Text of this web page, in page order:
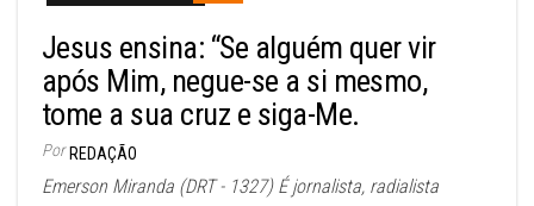
Jesus ensina: “Se alguém quer vir
após Mim, negue-se a si mesmo,
tome a sua cruz e siga-Me.
Por REDAÇÃO
Emerson Miranda (DRT - 1327) É jornalista, radialista